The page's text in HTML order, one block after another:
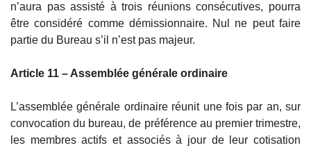
n’aura pas assisté à trois réunions consécutives, pourra
être considéré comme démissionnaire. Nul ne peut faire
partie du Bureau s’il n’est pas majeur.
Article 11 – Assemblée générale ordinaire
L’assemblée générale ordinaire réunit une fois par an, sur
convocation du bureau, de préférence au premier trimestre,
les membres actifs et associés à jour de leur cotisation